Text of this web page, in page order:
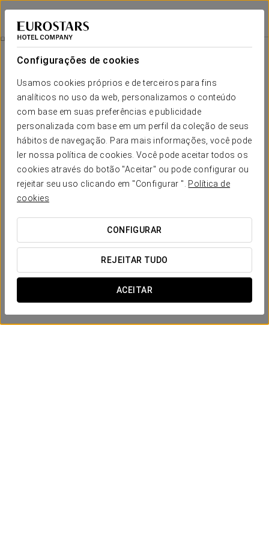
Configurações de cookies
Usamos cookies próprios e de terceiros para fins
analíticos no uso da web, personalizamos o conteúdo
com base em suas preferências e publicidade
personalizada com base em um perfil da coleção de seus
hábitos de navegação. Para mais informações, você pode
ler nossa política de cookies. Você pode aceitar todos os
cookies através do botão "Aceitar" ou pode configurar ou
rejeitar seu uso clicando em "Configurar ". Política de
cookies
CONFIGURAR
REJEITAR TUDO
ACEITAR
Eurostars Danube Budapest
BUDAPESTE
Promoções
Promoções
Experiência romântica
25 €